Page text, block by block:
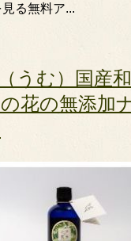
る無料ア...
うむ）国産
花の無添加